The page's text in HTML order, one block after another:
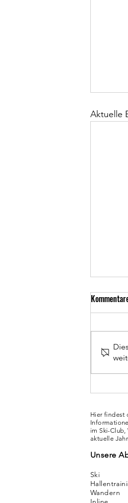
Aktuelle
Hier findest
im Ski-
aktuelle
Unsere
Ski
Wandern